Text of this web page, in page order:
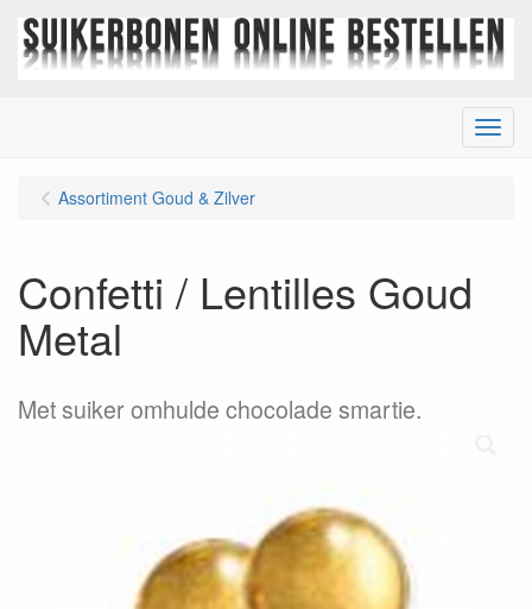
Menu
Assortiment Goud & Zilver
Confetti / Lentilles Goud
Metal
Met suiker omhulde chocolade smartie.